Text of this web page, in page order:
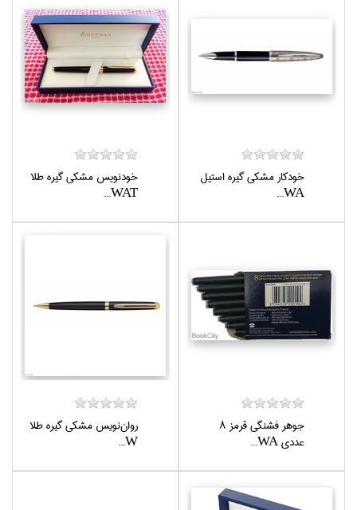
خودكار مشكي گيره استيل
WA...
خودنويس مشكي گيره طلا
WAT...
جوهر فشنگي قرمز 8
عددي WA...
روان‌نويس مشكي گيره طلا
W...